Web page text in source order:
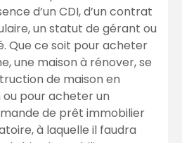
d’un CDI, d’un contrat
un statut de gérant ou
Que ce soit pour acheter
une maison à rénover, se
de maison en
pour acheter un
de prêt immobilier
à laquelle il faudra